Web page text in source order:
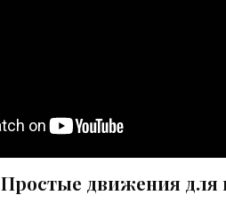
Простые движения для